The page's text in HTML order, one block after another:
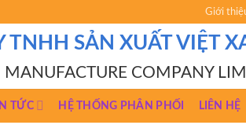
Giới
TNHH SẢN XUẤT VIỆT
MANUFACTURE COMPANY
TỨC HỆ THỐNG PHÂN PHỐI LIÊN HỆ